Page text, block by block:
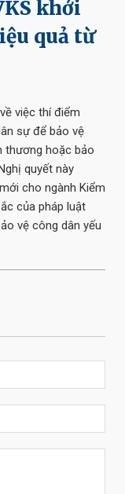
khởi
quả từ
việc thí điểm
sự để bảo vệ
thương hoặc bảo
quyết này
cho ngành Kiểm
của pháp luật
vệ công dân yếu